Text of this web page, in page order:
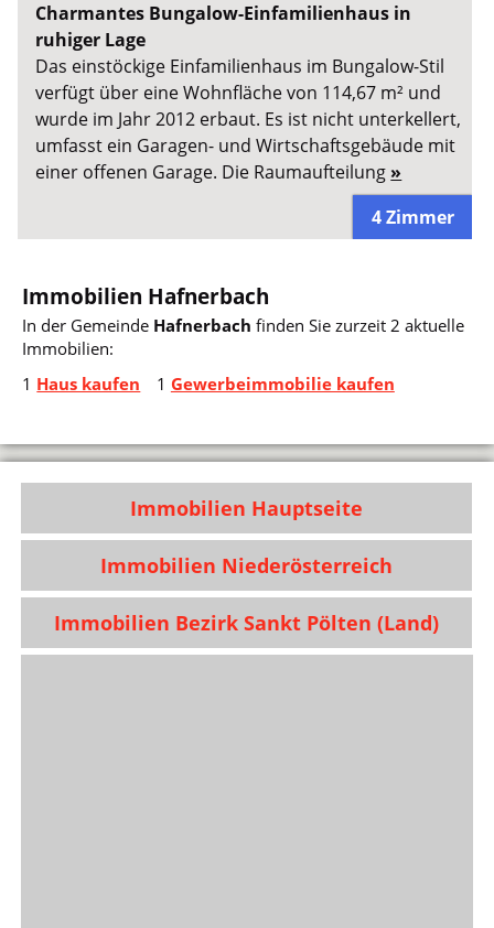
Charmantes Bungalow-Einfamilienhaus in
ruhiger Lage
Das einstöckige Einfamilienhaus im Bungalow-Stil
verfügt über eine Wohnfläche von 114,67 m² und
wurde im Jahr 2012 erbaut. Es ist nicht unterkellert,
umfasst ein Garagen- und Wirtschaftsgebäude mit
einer offenen Garage. Die Raumaufteilung »
4 Zimmer
Immobilien Hafnerbach
In der Gemeinde Hafnerbach finden Sie zurzeit 2 aktuelle
Immobilien:
1 Haus kaufen 1 Gewerbeimmobilie kaufen
Immobilien Hauptseite
Immobilien Niederösterreich
Immobilien Bezirk Sankt Pölten (Land)